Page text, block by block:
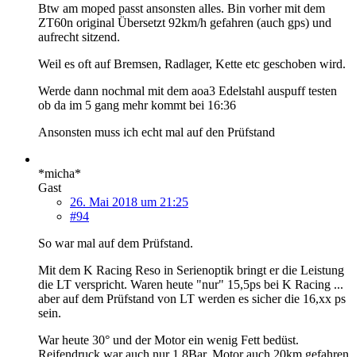
Btw am moped passt ansonsten alles. Bin vorher mit dem
ZT60n original Übersetzt 92km/h gefahren (auch gps) und
aufrecht sitzend.
Weil es oft auf Bremsen, Radlager, Kette etc geschoben wird.
Werde dann nochmal mit dem aoa3 Edelstahl auspuff testen
ob da im 5 gang mehr kommt bei 16:36
Ansonsten muss ich echt mal auf den Prüfstand
*micha*
Gast
26. Mai 2018 um 21:25
#94
So war mal auf dem Prüfstand.
Mit dem K Racing Reso in Serienoptik bringt er die Leistung
die LT verspricht. Waren heute "nur" 15,5ps bei K Racing ...
aber auf dem Prüfstand von LT werden es sicher die 16,xx ps
sein.
War heute 30° und der Motor ein wenig Fett bedüst.
Reifendruck war auch nur 1,8Bar. Motor auch 20km gefahren